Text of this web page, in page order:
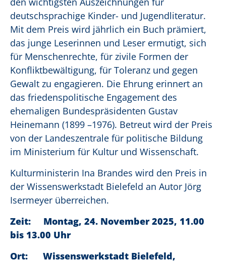
deutschsprachige Kinder- und Jugendliteratur.
Mit dem Preis wird jährlich ein Buch prämiert,
das junge Leserinnen und Leser ermutigt, sich
für Menschenrechte, für zivile Formen der
Konfliktbewältigung, für Toleranz und gegen
Gewalt zu engagieren. Die Ehrung erinnert an
das friedenspolitische Engagement des
ehemaligen Bundespräsidenten Gustav
Heinemann (1899 –1976). Betreut wird der Preis
von der Landeszentrale für politische Bildung
im Ministerium für Kultur und Wissenschaft.
Kulturministerin Ina Brandes wird den Preis in
der Wissenswerkstadt Bielefeld an Autor Jörg
Isermeyer überreichen.
Zeit: Montag, 24. November 2025, 11.00
bis 13.00 Uhr
Ort: Wissenswerkstadt Bielefeld,